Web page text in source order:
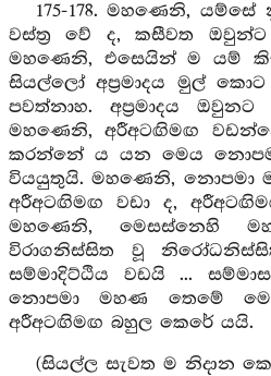
175-178. මහණෙනි,
වස්ත්‍ර වේ ද, කසීවත
මහණෙනි, එසෙයින් ම යම්
සියල්ලෝ අප්‍රමාදය මුල් කොට
පවත්නාහ. අප්‍රමාදය
මහණෙනි, අරීඅටඟිමඟ
කරන්නේ ය යන මෙය
වියයුතුයි. මහණෙනි, නොපමා
අරීඅටඟිමඟ වඩා ද,
මහණෙනි, මෙසස්නෙහි
විරාගනිස්සිත වූ
සම්මාදිට්ඨිය වඩයි ...
නොපමා මහණ තෙමේ
අරීඅටඟිමඟ බහුල කෙරේ යයි.
(සියල්ල සැවත ම නිදාන